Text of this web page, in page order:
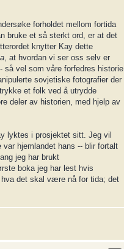
forholdet mellom fortida
bruke et så sterkt ord, er at det
knytter Kay dette
, at hvordan vi ser oss selv er
så vel som våre forfedres historie
sovjetiske fotografier der
et folk ved å utrydde
deler av historien, med hjelp av
lyktes i prosjektet sitt. Jeg vil
hjemlandet hans -- blir fortalt
jeg har brukt
boka jeg har lest hvis
hva det skal være nå for tida; det